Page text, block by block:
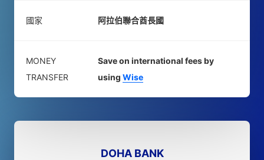
國家 阿拉伯聯合酋長國
MONEY
TRANSFER
Save on international fees by
using Wise
DOHA BANK